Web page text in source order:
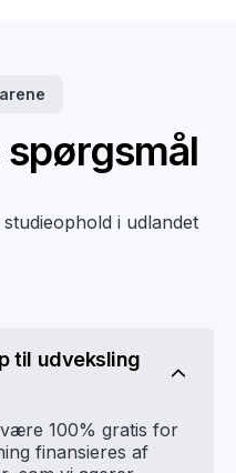
i udlandet
til udveksling
100% gratis for
finansieres af